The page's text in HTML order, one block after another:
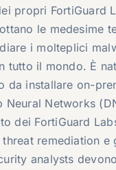
propri FortiGuard
le medesime
i molteplici
tutto il mondo. È
da installare on-
Neural Networks
dei FortiGuard
remediation e
analysts